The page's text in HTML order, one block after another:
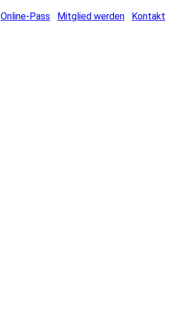
Online-Pass Mitglied werden Kontakt